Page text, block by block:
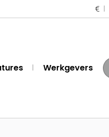
Werkgevers